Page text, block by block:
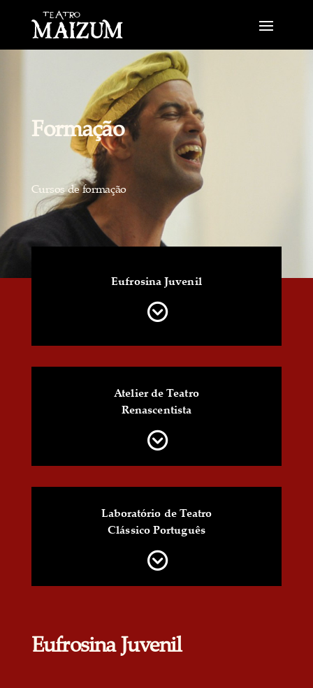
Formação
Cursos de formação
Eufrosina Juvenil
Atelier de Teatro
Renascentista
Laboratório de Teatro
Clássico Português
Eufrosina Juvenil